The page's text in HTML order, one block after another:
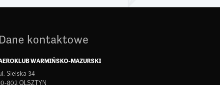
kontaktowe
WARMIŃSKO-MAZURSKI
Sielska 34
802 OLSZTYN